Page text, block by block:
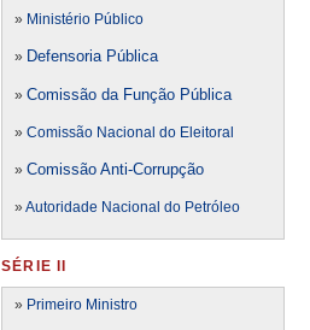
» Ministério Público
» Defensoria Pública
» Comissão da Função Pública
» Comissão Nacional do Eleitoral
» Comissão Anti-Corrupção
» Autoridade Nacional do Petróleo
SÉRIE II
» Primeiro Ministro